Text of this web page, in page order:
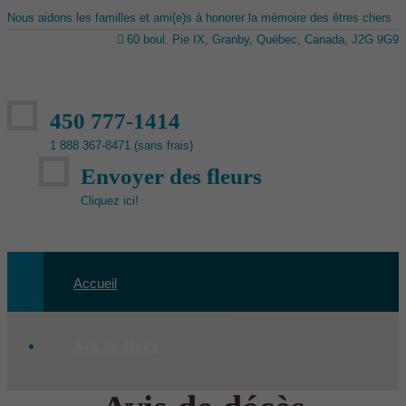
Nous aidons les familles et ami(e)s à honorer la mémoire des êtres chers
60 boul. Pie IX, Granby, Québec, Canada, J2G 9G9
450 777-1414
1 888 367-8471 (sans frais)
Envoyer des fleurs
Cliquez ici!
Accueil